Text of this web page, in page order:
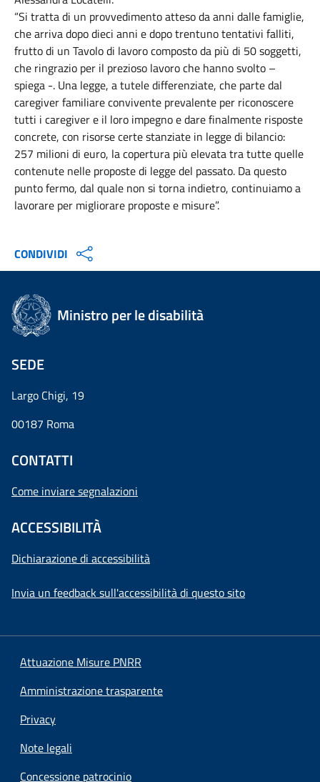
“Si tratta di un provvedimento atteso da anni dalle famiglie,
che arriva dopo dieci anni e dopo trentuno tentativi falliti,
frutto di un Tavolo di lavoro composto da più di 50 soggetti,
che ringrazio per il prezioso lavoro che hanno svolto –
spiega -. Una legge, a tutele differenziate, che parte dal
caregiver familiare convivente prevalente per riconoscere
tutti i caregiver e il loro impegno e dare finalmente risposte
concrete, con risorse certe stanziate in legge di bilancio:
257 milioni di euro, la copertura più elevata tra tutte quelle
contenute nelle proposte di legge del passato. Da questo
punto fermo, dal quale non si torna indietro, continuiamo a
lavorare per migliorare proposte e misure”.
CONDIVIDI
Ministro per le disabilità
SEDE
Largo Chigi, 19
00187 Roma
CONTATTI
Come inviare segnalazioni
ACCESSIBILITÀ
Dichiarazione di accessibilità
Invia un feedback sull'accessibilità di questo sito
Attuazione Misure PNRR
Amministrazione trasparente
Privacy
Note legali
Concessione patrocinio